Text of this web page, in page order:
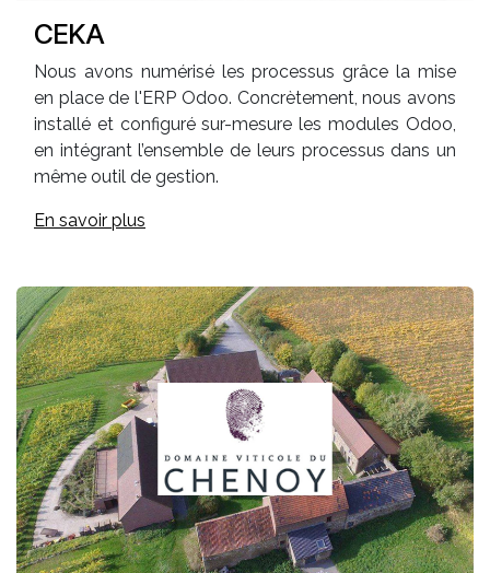
CEKA
Nous avons numérisé les processus grâce la mise
en place de l'ERP Odoo. Concrètement, nous avons
installé et configuré sur-mesure les modules Odoo,
en intégrant l’ensemble de leurs processus dans un
même outil de gestion.
En savoir plus